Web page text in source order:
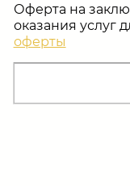
Оферта на
оказания услуг
оферты